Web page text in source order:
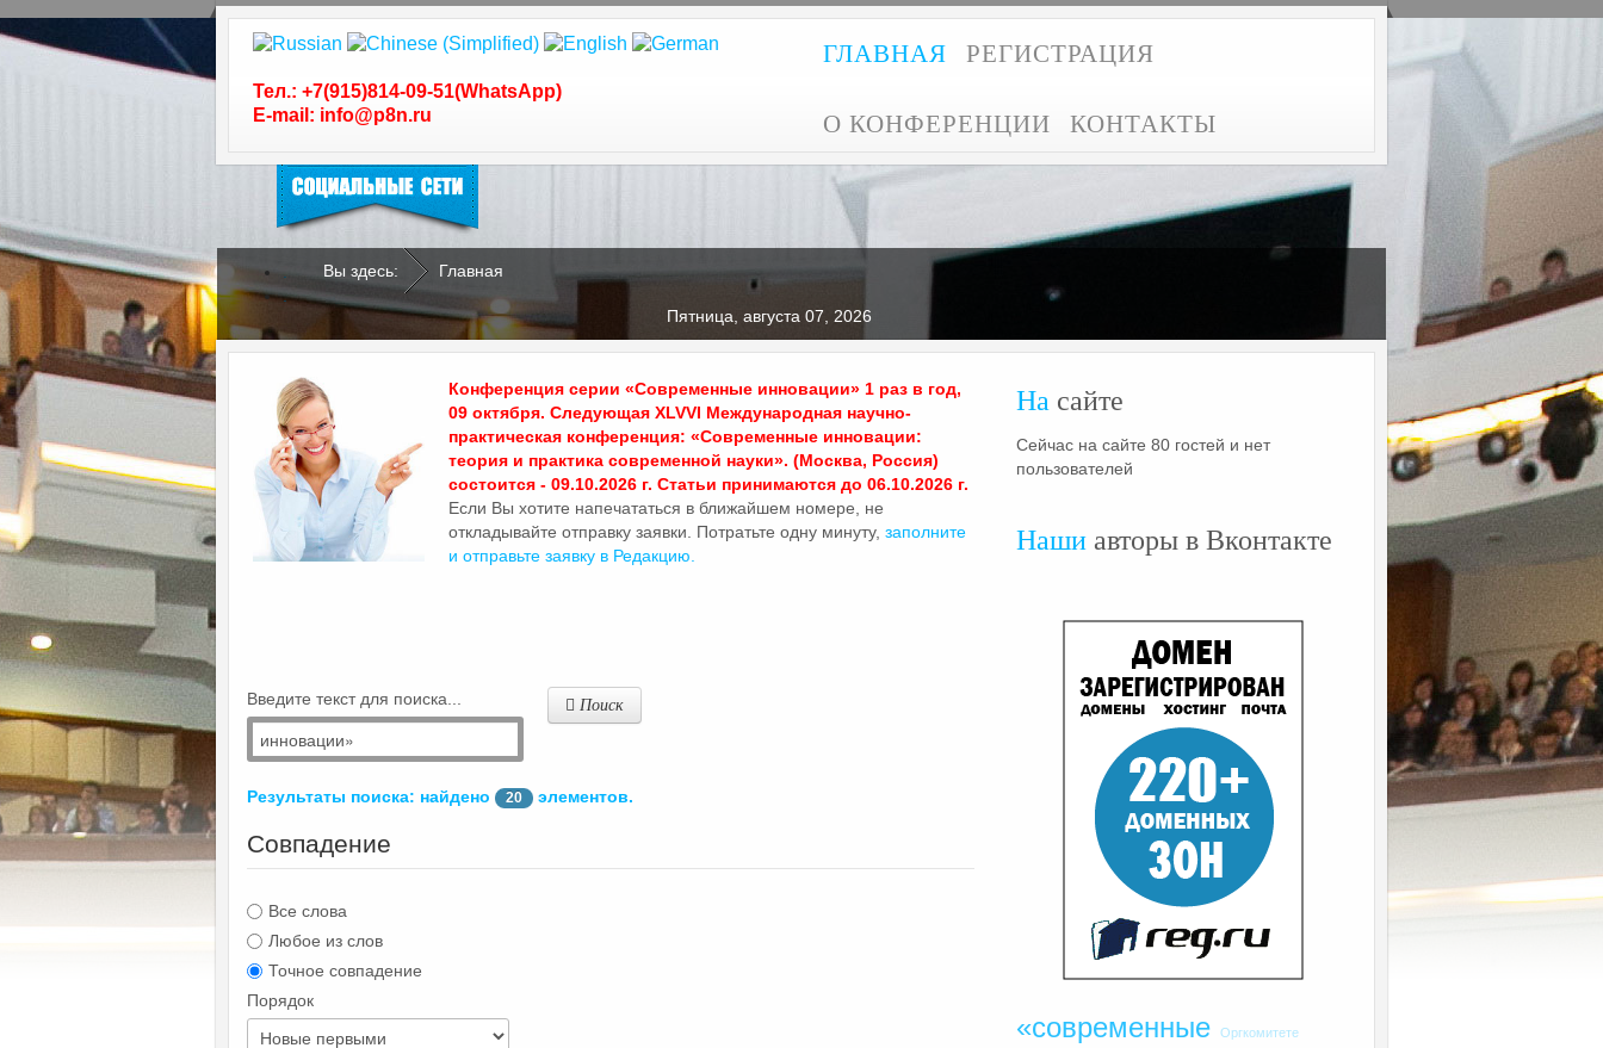
Тел.: +7(915)814-09-51(WhatsApp)
E-mail: info@p8n.ru
ГЛАВНАЯ РЕГИСТРАЦИЯ
О КОНФЕРЕНЦИИ КОНТАКТЫ
Следуйте за нами в
.
Вы здесь: Главная
Пятница, августа 07, 2026
Конференция серии «Современные инновации» 1 раз в год,
09 октября. Следующая XLVVI Международная научно-
практическая конференция: «Современные инновации:
теория и практика современной науки». (Москва, Россия)
состоится - 09.10.2026 г. Статьи принимаются до 06.10.2026 г.
Если Вы хотите напечататься в ближайшем номере, не
откладывайте отправку заявки. Потратьте одну минуту, заполните
и отправьте заявку в Редакцию.
Введите текст для поиска... Поиск
Результаты поиска: найдено 20 элементов.
Совпадение
Все слова
Любое из слов
Точное совпадение
Порядок
На сайте
Сейчас на сайте 80 гостей и нет
пользователей
Наши авторы в Вконтакте
«современные
Оргкомитете